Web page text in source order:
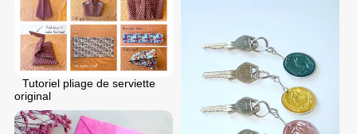
Tutoriel pliage de serviette
original